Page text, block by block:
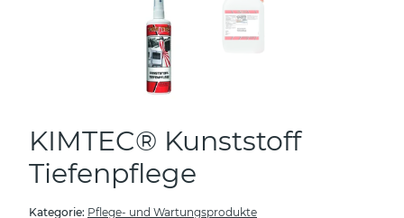
KIMTEC® Kunststoff
Tiefenpflege
Kategorie: Pflege- und Wartungsprodukte